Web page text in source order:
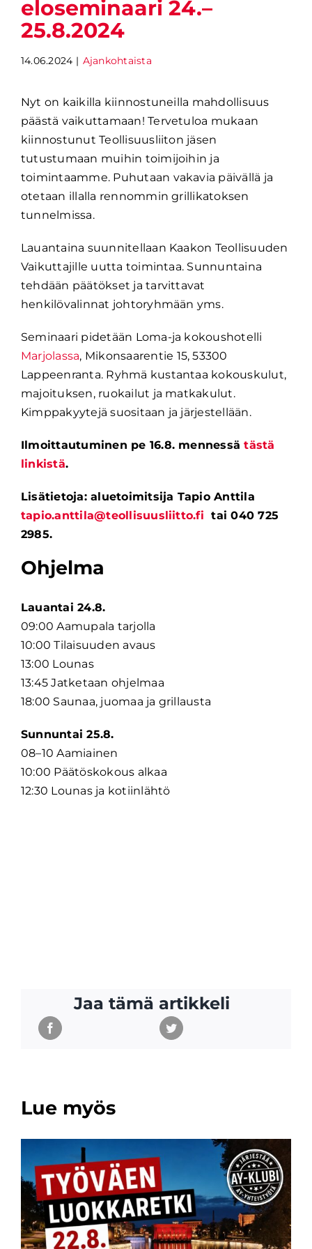
eloseminaari 24.–
25.8.2024
14.06.2024 | Ajankohtaista
Nyt on kaikilla kiinnostuneilla mahdollisuus
päästä vaikuttamaan! Tervetuloa mukaan
kiinnostunut Teollisuusliiton jäsen
tutustumaan muihin toimijoihin ja
toimintaamme. Puhutaan vakavia päivällä ja
otetaan illalla rennommin grillikatoksen
tunnelmissa. ​
Lauantaina suunnitellaan Kaakon Teollisuuden
Vaikuttajille uutta toimintaa. Sunnuntaina
tehdään päätökset ja tarvittavat
henkilövalinnat johtoryhmään yms.​
Seminaari pidetään Loma-ja kokoushotelli
Marjolassa, Mikonsaarentie 15, 53300
Lappeenranta. Ryhmä kustantaa kokouskulut,
majoituksen, ruokailut ja matkakulut.
Kimppakyytejä suositaan ja järjestellään.
Ilmoittautuminen pe 16.8. mennessätästä
linkistä.
Lisätietoja: aluetoimitsija Tapio Anttila
tapio.anttila@teollisuusliitto.fi
tai 040 725
2985.
Ohjelma
Lauantai 24.8.
09:00 Aamupala tarjolla​
10:00 Tilaisuuden avaus​
13:00 Lounas​
13:45 Jatketaan ohjelmaa​
18:00 Saunaa, juomaa ja grillausta​
Sunnuntai 25.8.
08–10 Aamiainen​
10:00 Päätöskokous alkaa​
12:30 Lounas ja kotiinlähtö
Jaa tämä artikkeli
Lue myös